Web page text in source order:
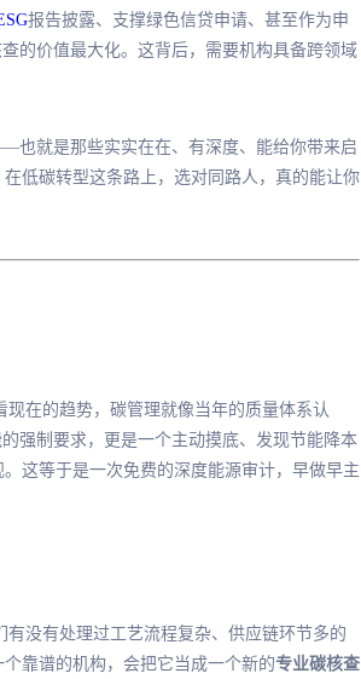
报告披露、支撑绿色信贷申请、甚至作为申
的价值最大化。这背后，需要机构具备跨领域
也就是那些实实在在、有深度、能给你带来启
低碳转型这条路上，选对同路人，真的能让你
在的趋势，碳管理就像当年的质量体系认
强制要求，更是一个主动摸底、发现节能降本
这等于是一次免费的深度能源审计，早做早主
有没有处理过工艺流程复杂、供应链环节多的
靠谱的机构，会把它当成一个新的专业碳核查